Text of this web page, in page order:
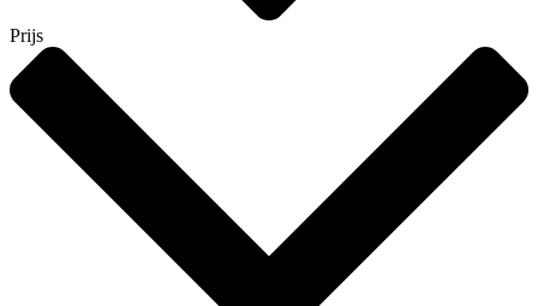
Prijs